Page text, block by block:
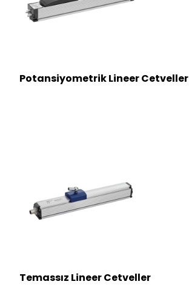
Potansiyometrik Lineer Cetveller
Temassız Lineer Cetveller